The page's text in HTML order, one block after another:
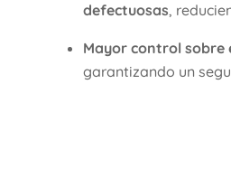
defectuosas,
Mayor control sobre
garantizando un